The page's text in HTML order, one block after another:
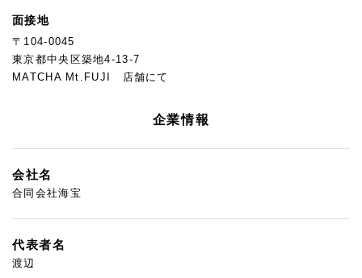
面接地
〒104-0045
東京都中央区築地4-13-7
MATCHA Mt.FUJI 店舗にて
企業情報
会社名
合同会社海宝
代表者名
渡辺